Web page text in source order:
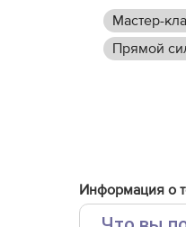
Мастер-
Прямой
Информация о